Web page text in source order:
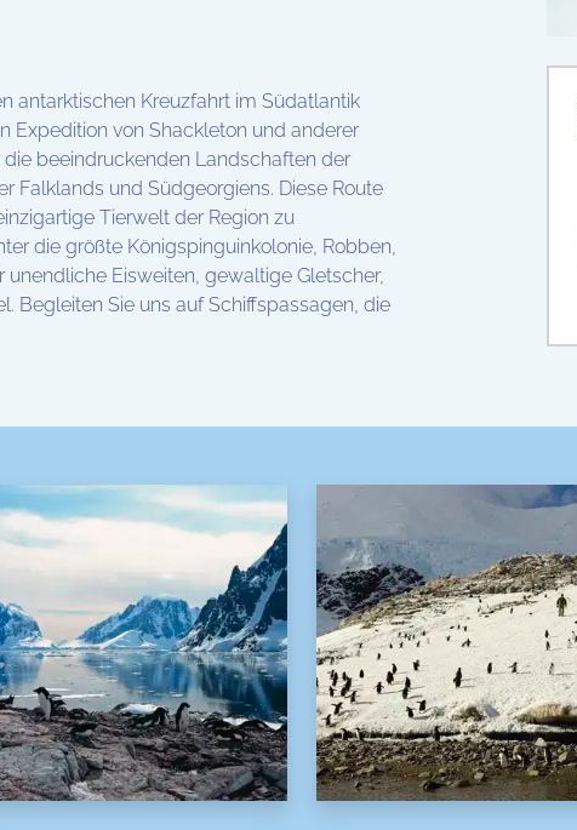
antarktischen Kreuzfahrt im Südatlantik
Expedition von Shackleton und anderer
beeindruckenden Landschaften der
Falklands und Südgeorgiens. Diese Route
Tierwelt der Region zu
die größte Königspinguinkolonie, Robben,
Eisweiten, gewaltige Gletscher,
Begleiten Sie uns auf Schiffspassagen, die